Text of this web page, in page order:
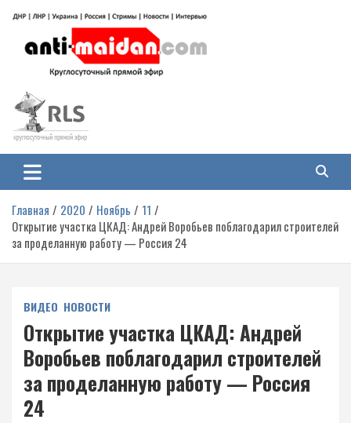
содержимому
Антимайдан: Гражданская война
на Украине
гражданской войне на Украине, включая события в Новороссии, ДНР,
ЛНР и других регионах.
Главная 2020 Ноябрь
11
Открытие участка ЦКАД: Андрей Воробьев поблагодарил строителей
за проделанную работу — Россия 24
ВИДЕО НОВОСТИ
Открытие участка ЦКАД: Андрей
Воробьев поблагодарил строителей
за проделанную работу — Россия
24